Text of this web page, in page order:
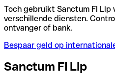
Toch gebruikt Sanctum FI Llp
verschillende diensten.
ontvanger of bank.
Bespaar geld op
Sanctum FI Llp